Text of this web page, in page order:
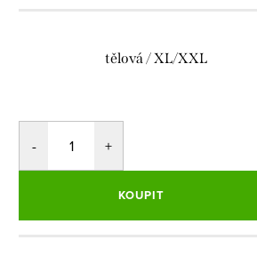
tělová / XL/XXL
KOUPIT